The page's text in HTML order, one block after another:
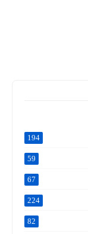
194
59
67
224
82